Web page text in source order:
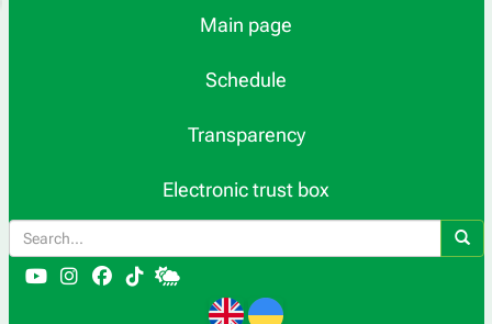
Main page
Schedule
Transparency
Electronic trust box